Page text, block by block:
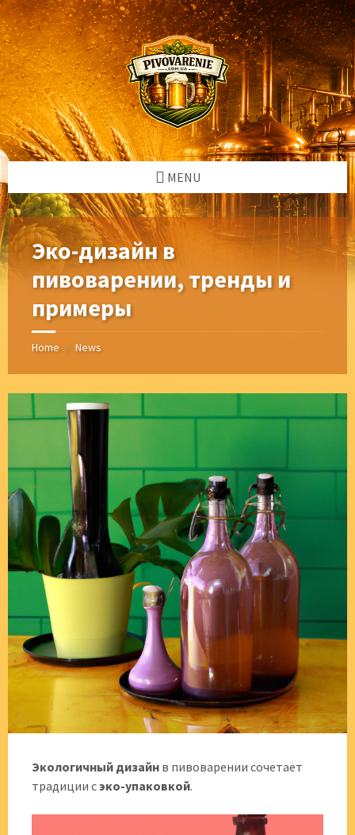
Skip
to
content
Skip
to
left
sidebar
Skip
to
right
sidebar
Skip
to
footer
MENU
Эко-дизайн в
пивоварении, тренды и
примеры
Home / News
Экологичный дизайн в пивоварении сочетает
традиции сэко-упаковкой.